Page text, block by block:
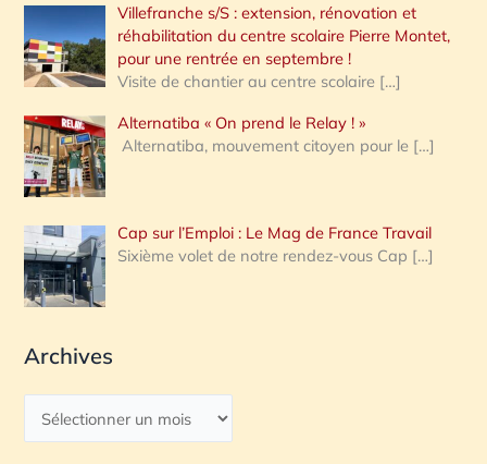
Villefranche s/S : extension, rénovation et
réhabilitation du centre scolaire Pierre Montet,
pour une rentrée en septembre !
Visite de chantier au centre scolaire […]
Alternatiba « On prend le Relay ! »
Alternatiba, mouvement citoyen pour le […]
Cap sur l’Emploi : Le Mag de France Travail
Sixième volet de notre rendez-vous Cap […]
Archives